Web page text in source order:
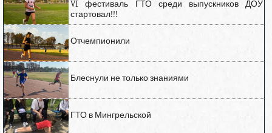
VI фестиваль ГТО среди выпускников ДОУ
стартовал!!!
Отчемпионили
Блеснули не только знаниями
ГТО в Мингрельской